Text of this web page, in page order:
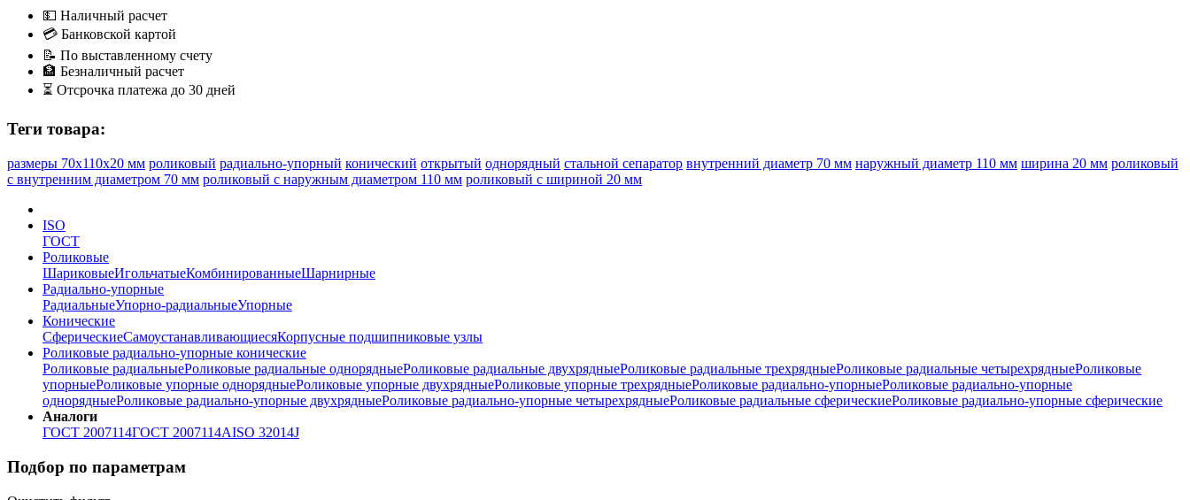
💵 Наличный расчет
💳 Банковской картой
📝 По выставленному счету
🏦 Безналичный расчет
⏳ Отсрочка платежа до 30 дней
Теги товара:
размеры 70x110x20 мм роликовый радиально-упорный конический открытый однорядный стальной сепаратор внутренний диаметр 70 мм наружный диаметр 110 мм ширина 20 мм роликовый
с внутренним диаметром 70 мм роликовый с наружным диаметром 110 мм роликовый с шириной 20 мм
ISO
ГОСТ
Роликовые
ШариковыеИгольчатыеКомбинированныеШарнирные
Радиально-упорные
РадиальныеУпорно-радиальныеУпорные
Конические
СферическиеСамоустанавливающиесяКорпусные подшипниковые узлы
Роликовые радиально-упорные конические
Роликовые радиальныеРоликовые радиальные однорядныеРоликовые радиальные двухрядныеРоликовые радиальные трехрядныеРоликовые радиальные четырехрядныеРоликовые
упорныеРоликовые упорные однорядныеРоликовые упорные двухрядныеРоликовые упорные трехрядныеРоликовые радиально-упорныеРоликовые радиально-упорные
однорядныеРоликовые радиально-упорные двухрядныеРоликовые радиально-упорные четырехрядныеРоликовые радиальные сферическиеРоликовые радиально-упорные сферические
Аналоги
ГОСТ 2007114ГОСТ 2007114АISO 32014J
Подбор по параметрам